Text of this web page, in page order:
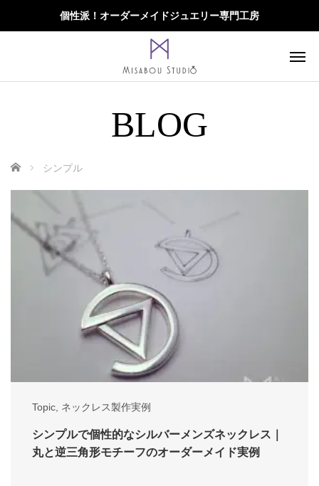
個性派！オーダーメイドジュエリー専門工房
BLOG
ホーム シンプル
Topic ネックレス製作実例
シンプルで個性的なシルバーメンズネックレス｜
丸と逆三角形モチーフのオーダーメイド実例